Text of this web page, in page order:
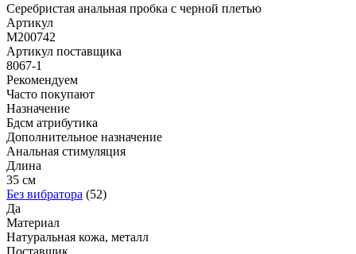
Серебристая анальная пробка с черной плетью
Артикул
M200742
Артикул поставщика
8067-1
Рекомендуем
Часто покупают
Назначение
Бдсм атрибутика
Дополнительное назначение
Анальная стимуляция
Длина
35 см
Без вибратора (52)
Да
Материал
Натуральная кожа, металл
Поставщик